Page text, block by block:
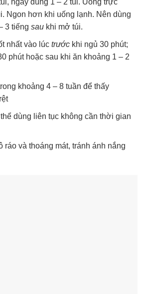
ngày dùng 1 – 2 túi. Uống trực
Ngon hơn khi uống lạnh. Nên dùng
3 tiếng sau khi mở túi.
nhất vào lúc trước khi ngủ 30 phút;
phút hoặc sau khi ăn khoảng 1 – 2
khoảng 4 – 8 tuần để thấy
dùng liên tục không cần thời gian
ráo và thoáng mát, tránh ánh nắng